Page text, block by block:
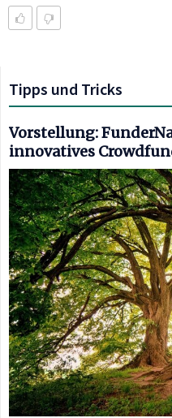
Tipps und Tricks
Vorstellung:
innovatives